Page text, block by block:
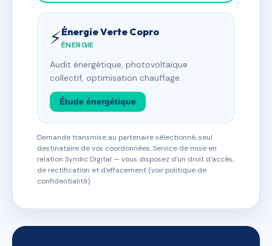
⚡Énergie Verte Copro
ÉNERGIE
Audit énergétique, photovoltaïque
collectif, optimisation chauffage.
Étude énergétique
Demande transmise au partenaire sélectionné, seul
destinataire de vos coordonnées. Service de mise en
relation Syndic Digital — vous disposez d'un droit d'accès,
de rectification et d'effacement (voir politique de
confidentialité).